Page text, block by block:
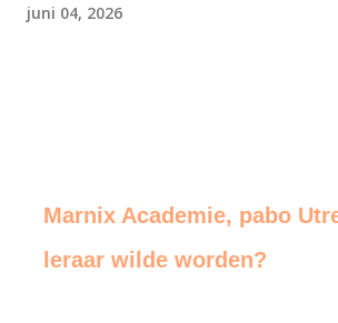
juni 04, 2026
Marnix Academie, pabo
leraar wilde worden?